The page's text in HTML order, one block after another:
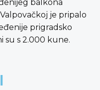
balkona
je pripalo
prigradsko
su s 2.000 kune.